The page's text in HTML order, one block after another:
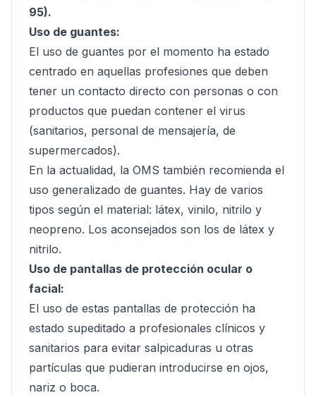
95).
Uso de guantes:
El uso de guantes por el momento ha estado
centrado en aquellas profesiones que deben
tener un contacto directo con personas o con
productos que puedan contener el virus
(sanitarios, personal de mensajería, de
supermercados).
En la actualidad, la OMS también recomienda el
uso generalizado de guantes. Hay de varios
tipos según el material: látex, vinilo, nitrilo y
neopreno. Los aconsejados son los de látex y
nitrilo.
Uso de pantallas de protección ocular o
facial:
El uso de estas pantallas de protección ha
estado supeditado a profesionales clínicos y
sanitarios para evitar salpicaduras u otras
partículas que pudieran introducirse en ojos,
nariz o boca.